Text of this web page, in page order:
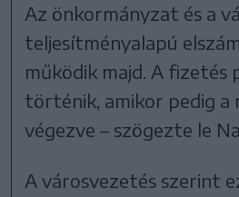
Az önkormányzat és a
teljesítményalapú
működik majd. A fizetés
történik, amikor pedig a
végezve – szögezte le
A városvezetés szerint